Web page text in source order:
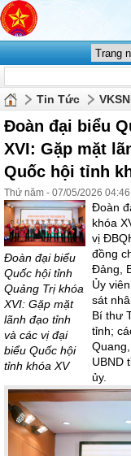
Tin Tức
Đoàn đại biểu
XVI: Gặp mặt
Quốc hội tỉnh
Thứ năm - 07/05/2026 04:46
Đoàn đại biểu
Quốc hội tỉnh
Quảng Trị khóa
XVI: Gặp mặt
lãnh đạo tỉnh
và các vị đại
biểu Quốc hội
tỉnh khóa XV
Đoàn
khóa
vị
đồng
Đảng,
Ủy
sát
Bí thư
tỉnh;
UBND
ủy.